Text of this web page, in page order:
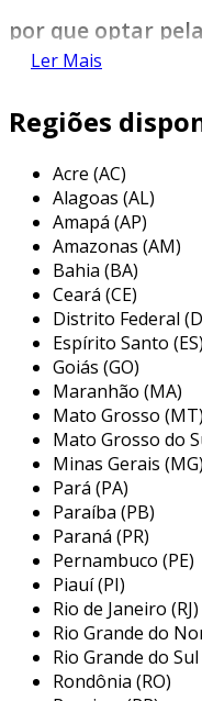
por que optar
atacado?
diversas vantagens.
compras em atacado
preços reduzidos,
maximizem suas
a uniformidade na
garantida quando se
modelo e material.
entre os principais
cabides em atacado,
economia de
quantidade
preços unitários
consistência
padronizados
harmoniosa nas
diversidade de
escolher entre
cabides de
reposição rápida
Ler Mais
Regiões
Acre (AC)
Alagoas (AL)
Amapá (AP)
Amazonas (AM)
Bahia (BA)
Ceará (CE)
Distrito Federal
Espírito Santo (ES)
Goiás (GO)
Maranhão (MA)
Mato Grosso (MT)
Mato Grosso do
Minas Gerais (MG)
Pará (PA)
Paraíba (PB)
Paraná (PR)
Pernambuco (PE)
Piauí (PI)
Rio de Janeiro (RJ)
Rio Grande do
Rio Grande do Sul
Rondônia (RO)